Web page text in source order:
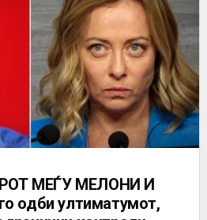
МЕЃУ МЕЛОНИ И
одби ултиматумот,